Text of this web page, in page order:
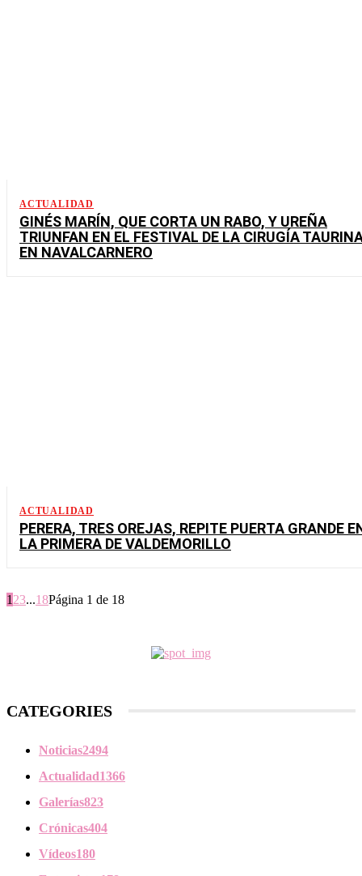
ACTUALIDAD
GINÉS MARÍN, QUE CORTA UN RABO, Y UREÑA
TRIUNFAN EN EL FESTIVAL DE LA CIRUGÍA
EN NAVALCARNERO
ACTUALIDAD
PERERA, TRES OREJAS, REPITE PUERTA GRANDE
LA PRIMERA DE VALDEMORILLO
1 23...18Página 1 de 18
CATEGORIES
Noticias2494
Actualidad1366
Galerías823
Crónicas404
Vídeos180